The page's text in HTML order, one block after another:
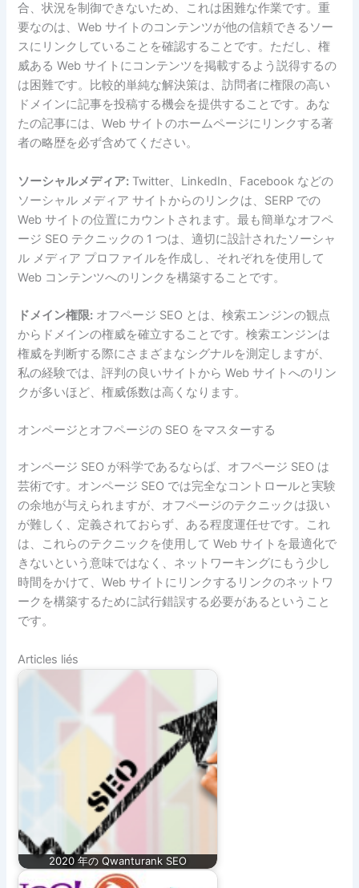
合、状況を制御できないため、これは困難な作業です。重
要なのは、Web サイトのコンテンツが他の信頼できるソー
スにリンクしていることを確認することです。ただし、権
威ある Web サイトにコンテンツを掲載するよう説得するの
は困難です。比較的単純な解決策は、訪問者に権限の高い
ドメインに記事を投稿する機会を提供することです。あな
たの記事には、Web サイトのホームページにリンクする著
者の略歴を必ず含めてください。
ソーシャルメディア: Twitter、LinkedIn、Facebook などの
ソーシャル メディア サイトからのリンクは、SERP での
Web サイトの位置にカウントされます。最も簡単なオフペ
ージ SEO テクニックの 1 つは、適切に設計されたソーシャ
ル メディア プロファイルを作成し、それぞれを使用して
Web コンテンツへのリンクを構築することです。
ドメイン権限: オフページ SEO とは、検索エンジンの観点
からドメインの権威を確立することです。検索エンジンは
権威を判断する際にさまざまなシグナルを測定しますが、
私の経験では、評判の良いサイトから Web サイトへのリン
クが多いほど、権威係数は高くなります。
オンページとオフページの SEO をマスターする
オンページ SEO が科学であるならば、オフページ SEO は
芸術です。オンページ SEO では完全なコントロールと実験
の余地が与えられますが、オフページのテクニックは扱い
が難しく、定義されておらず、ある程度運任せです。これ
は、これらのテクニックを使用して Web サイトを最適化で
きないという意味ではなく、ネットワーキングにもう少し
時間をかけて、Web サイトにリンクするリンクのネットワ
ークを構築するために試行錯誤する必要があるということ
です。
Articles liés
2020 年の Qwanturank SEO